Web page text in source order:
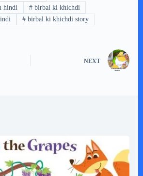
hindi #birbal ki khichdi
#birbal ki khichdi story
NEXT